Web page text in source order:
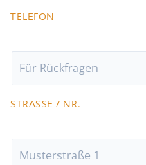
TELEFON
STRASSE / NR.